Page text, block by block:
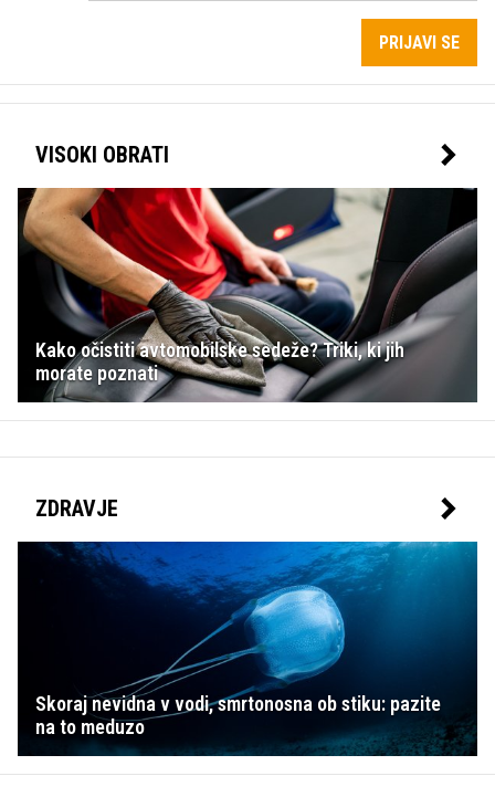
PRIJAVI SE
VISOKI OBRATI
Kako očistiti avtomobilske sedeže? Triki, ki jih
morate poznati
ZDRAVJE
Skoraj nevidna v vodi, smrtonosna ob stiku: pazite
na to meduzo